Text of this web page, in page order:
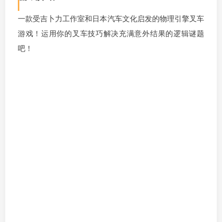
一款受吉卜力工作室和日本汽车文化启发的物理引擎叉车
游戏！运用你的叉车技巧解决充满意外结果的逻辑谜题
吧！